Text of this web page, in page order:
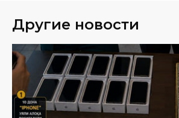
Другие новости